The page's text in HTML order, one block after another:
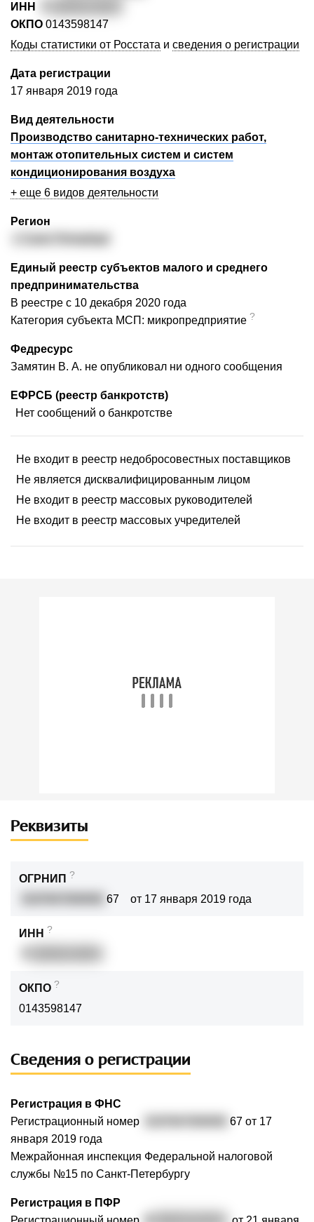
ИНН
ОКПО 0143598147
Коды статистики от Росстата и сведения о регистрации
Дата регистрации
17 января 2019 года
Вид деятельности
Производство санитарно-технических работ,
монтаж отопительных систем и систем
кондиционирования воздуха
+ еще 6 видов деятельности
Регион
Единый реестр субъектов малого и среднего
предпринимательства
В реестре с 10 декабря 2020 года
Категория субъекта МСП: микропредприятие ?
Федресурс
Замятин В. А. не опубликовал ни одного сообщения
ЕФРСБ (реестр банкротств)
Нет сообщений о банкротстве
Не входит в реестр недобросовестных поставщиков
Не является дисквалифицированным лицом
Не входит в реестр массовых руководителей
Не входит в реестр массовых учредителей
Реквизиты
ОГРНИП ?
67 от 17 января 2019 года
ИНН ?
ОКПО ?
0143598147
Сведения о регистрации
Регистрация в ФНС
Регистрационный номер
67 от 17
января 2019 года
Межрайонная инспекция Федеральной налоговой
службы №15 по Санкт-Петербургу
Регистрация в ПФР